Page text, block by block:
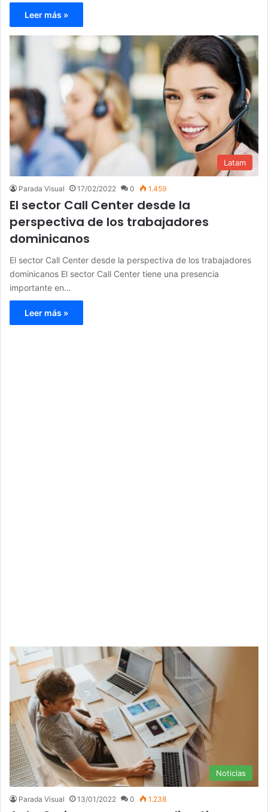
Leer más »
Latam
Parada Visual 17/02/2022 0 1.459
El sector Call Center desde la
perspectiva de los trabajadores
dominicanos
El sector Call Center desde la perspectiva de los trabajadores
dominicanos El sector Call Center tiene una presencia
importante en…
Leer más »
Noticias
Parada Visual 13/01/2022 0 1.238